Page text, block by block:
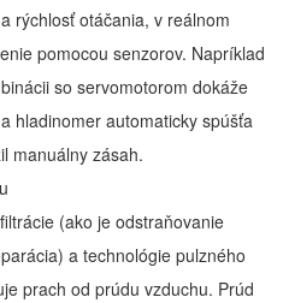
rýchlosť otáčania, v reálnom
pomocou senzorov. Napríklad
so servomotorom dokáže
hladinomer automaticky spúšťa
manuálny zásah.
(ako je odstraňovanie
a technológie pulzného
prach od prúdu vzduchu. Prúd